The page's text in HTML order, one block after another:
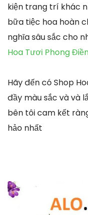
kiện trang trí khác
bữa tiệc hoa hoàn
nghĩa sâu sắc cho
Hoa Tươi Phong
Hãy đến có Shop
đầy màu sắc và và
bên tôi cam kết
hảo nhất